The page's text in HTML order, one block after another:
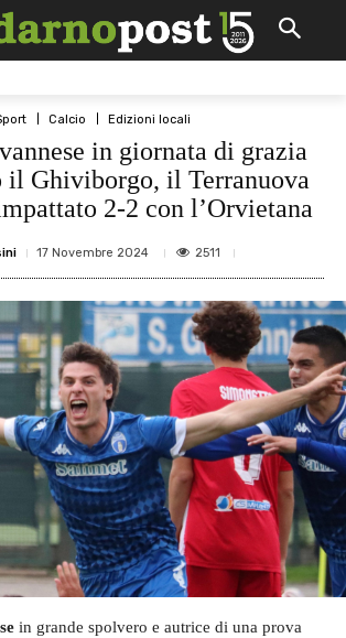
Calcio Edizioni locali
in giornata di grazia
il Ghiviborgo, il Terranuova
2-2 con l’Orvietana
17 Novembre 2024 2511
in grande spolvero e autrice di una prova